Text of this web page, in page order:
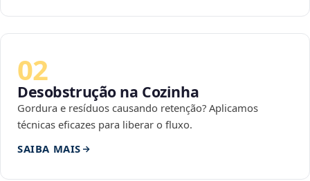
02
Desobstrução na Cozinha
Gordura e resíduos causando retenção? Aplicamos
técnicas eficazes para liberar o fluxo.
SAIBA MAIS